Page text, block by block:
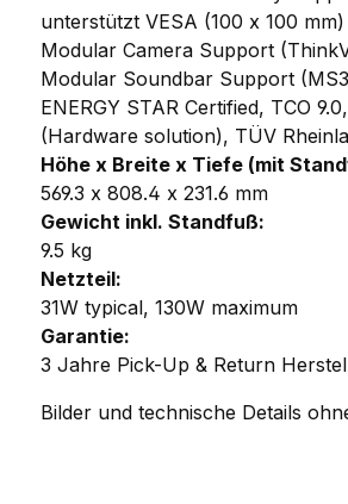
unterstützt VESA (100 x 100 mm)
Modular Camera Support
Modular Soundbar Support
ENERGY STAR Certified, TCO
(Hardware solution), TÜV
Höhe x Breite x Tiefe (mit
569.3 x 808.4 x 231.6 mm
Gewicht inkl. Standfuß:
9.5 kg
Netzteil:
31W typical, 130W maximum
Garantie:
3 Jahre Pick-Up & Return
Bilder und technische Details